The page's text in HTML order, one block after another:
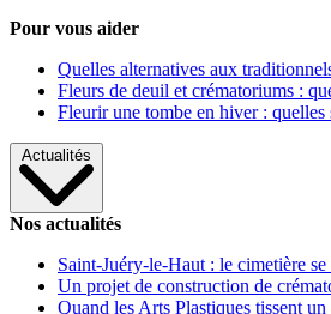
Pour vous aider
Quelles alternatives aux
Fleurs de deuil et crématoriums :
Fleurir une tombe en hiver :
Actualités
Nos actualités
Saint-Juéry-le-Haut : le cimetière
Un projet de construction de
Quand les Arts Plastiques tissent